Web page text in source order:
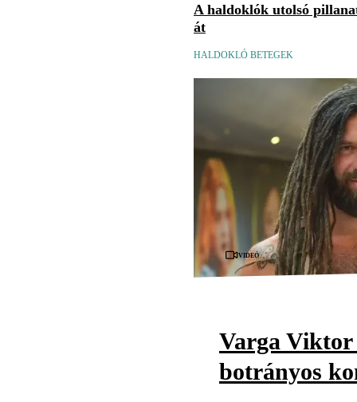
A haldoklók utolsó
át
HALDOKLÓ BETEGEK
Videó
Varga Viktor
botrányos